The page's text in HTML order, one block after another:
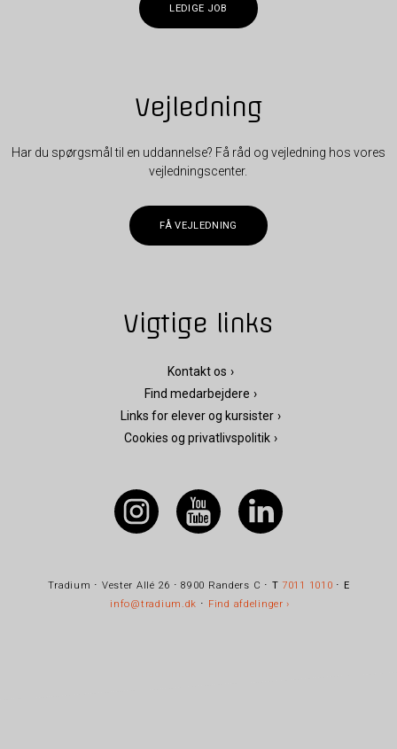
LEDIGE JOB
Vejledning
Har du spørgsmål til en uddannelse? Få råd og vejledning hos vores
vejledningscenter.
FÅ VEJLEDNING
Vigtige links
Kontakt os
Find medarbejdere
Links for elever og kursister
Cookies og privatlivspolitik
Tradium ⋅ Vester Allé 26 ⋅ 8900 Randers C ⋅ T 7011 1010 ⋅ E
info@tradium.dk ⋅Find afdelinger